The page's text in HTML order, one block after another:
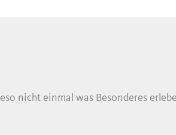
nicht einmal was Besonderes